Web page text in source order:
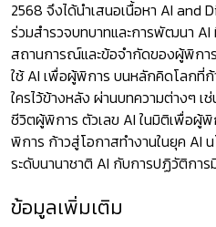
2568 จึงได้นำเสนอเนื้อหา AI and
ร่วมสำรวจบทบาทและการพัฒนา
สถานการณ์และข้อจำกัดของผู้พิกา
ใช้ AI เพื่อผู้พิการ บนหลักคิดโลกที่ก้
ใครไว้ข้างหลัง ผ่านบทความต่างๆ เ
ชีวิตผู้พิการ ตัวเลข AI ในมิติเพื่อผู้
พิการ ก้าวสู่โอกาสทำงานในยุค AI
ระดับนานาชาติ AI กับการปฏิวัติกา
ข้อมูลเพิ่มเติม